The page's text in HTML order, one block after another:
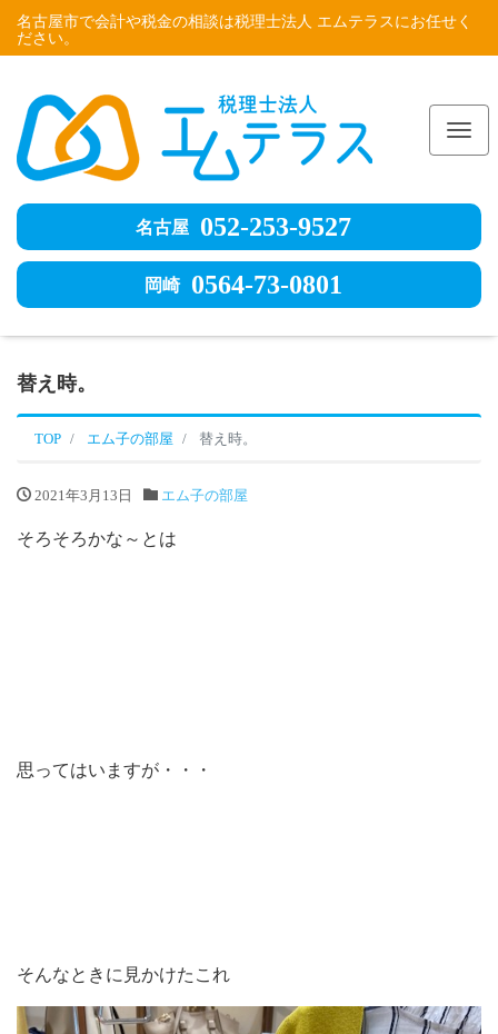
名古屋市で会計や税金の相談は税理士法人 エムテラスにお任せく
ださい。
名古屋 052-253-9527
岡崎 0564-73-0801
替え時。
TOP エム子の部屋 替え時。
2021年3月13日 エム子の部屋
そろそろかな～とは
思ってはいますが・・・
そんなときに見かけたこれ